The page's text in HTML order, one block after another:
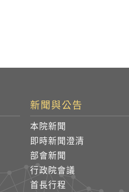
新聞與公告
本院新聞
即時新聞澄清
部會新聞
行政院會議
首長行程